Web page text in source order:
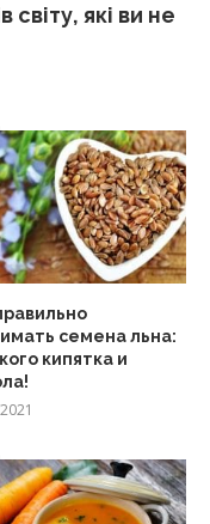
які ви не
семена льна:
кипятка и